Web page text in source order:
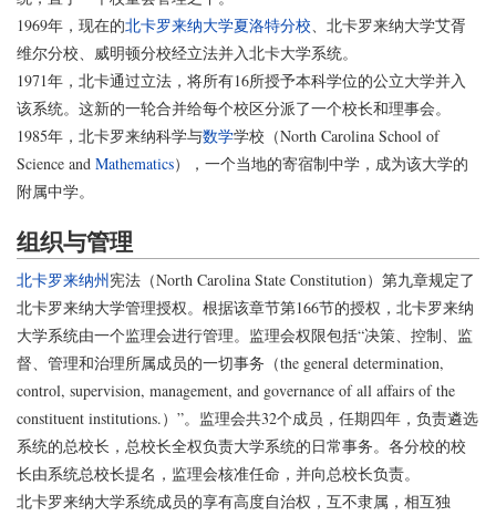
1969年，现在的北卡罗来纳大学夏洛特分校、北卡罗来纳大学艾胥
维尔分校、威明顿分校经立法并入北卡大学系统。
1971年，北卡通过立法，将所有16所授予本科学位的公立大学并入
该系统。这新的一轮合并给每个校区分派了一个校长和理事会。
1985年，北卡罗来纳科学与数学学校（North Carolina School of
Science and Mathematics），一个当地的寄宿制中学，成为该大学的
附属中学。
组织与管理
北卡罗来纳州宪法（North Carolina State Constitution）第九章规定了
北卡罗来纳大学管理授权。根据该章节第166节的授权，北卡罗来纳
大学系统由一个监理会进行管理。监理会权限包括“决策、控制、监
督、管理和治理所属成员的一切事务（the general determination,
control, supervision, management, and governance of all affairs of the
constituent institutions.）”。监理会共32个成员，任期四年，负责遴选
系统的总校长，总校长全权负责大学系统的日常事务。各分校的校
长由系统总校长提名，监理会核准任命，并向总校长负责。
北卡罗来纳大学系统成员的享有高度自治权，互不隶属，相互独